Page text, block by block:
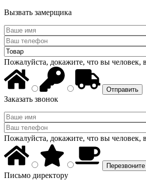
Вызвать замерщика
Пожалуйста, докажите, что вы человек,
Заказать звонок
Пожалуйста, докажите, что вы человек,
Письмо директору